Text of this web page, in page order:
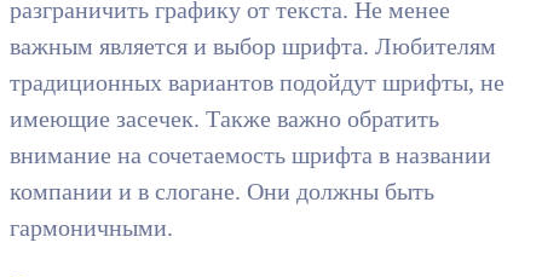
разграничить графику от текста. Не менее
важным является и выбор шрифта. Любителям
традиционных вариантов подойдут шрифты, не
имеющие засечек. Также важно обратить
внимание на сочетаемость шрифта в названии
компании и в слогане. Они должны быть
гармоничными.